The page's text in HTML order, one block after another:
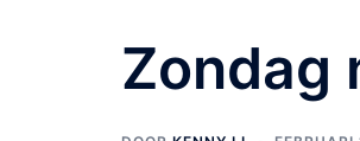
Zondag